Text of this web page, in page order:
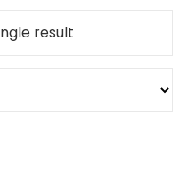
result